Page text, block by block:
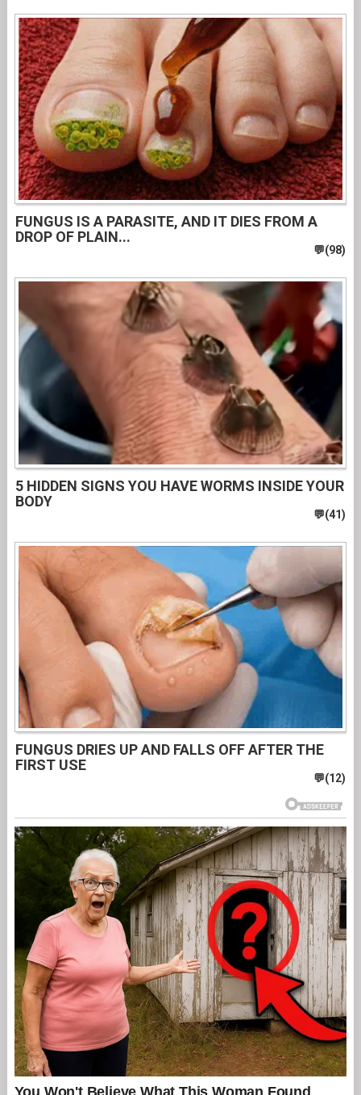
FUNGUS IS A PARASITE, AND IT DIES FROM A
DROP OF PLAIN...
5 HIDDEN SIGNS YOU HAVE WORMS INSIDE YOUR
BODY
FUNGUS DRIES UP AND FALLS OFF AFTER THE
FIRST USE